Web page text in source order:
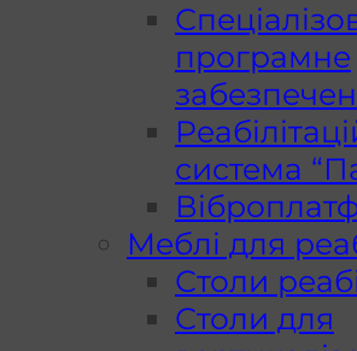
програмне
система
Меблі для
Столи
Столи для